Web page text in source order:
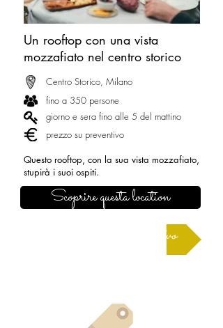
Un rooftop con una vista
mozzafiato nel centro storico
Centro Storico, Milano
fino a 350 persone
giorno e sera fino alle 5 del mattino
prezzo su preventivo
Questo rooftop, con la sua vista mozzafiato,
stupirà i suoi ospiti.
Scoprire questa location
Richiedere un preventivo